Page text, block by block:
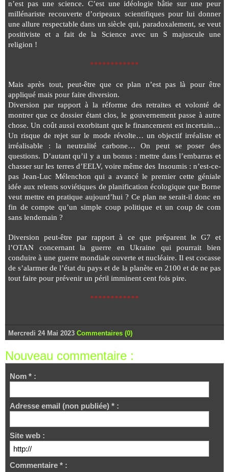
n’est pas une science. C’est une idéologie bâtie sur une peur
millénariste recouverte d’oripeaux scientifiques pour lui donner
une allure respectable dans un siècle qui, paradoxalement, se veut
positiviste et a fait de la Science avec un S majuscule une
religion !
************
Mais après tout, peut-être que ce plan n’est pas là pour être
appliqué mais pour faire diversion.
Diversion par rapport à la réforme des retraites et volonté de
montrer que ce dossier étant clos, le gouvernement passe à autre
chose. Un coût aussi exorbitant que le financement est incertain…
Un risque de rejet sur le mode révolte… un objectif irréaliste et
irréalisable : la neutralité carbone… On peut se poser des
questions. D’autant qu’il y a un bonus : mettre dans l’embarras et
chasser sur les terres d’EELV, voire même des Insoumis : n’est-ce-
pas Jean-Luc Mélenchon qui a avancé le premier cette géniale
idée aux relents soviétiques de planification écologique que Borne
veut mettre en pratique aujourd’hui ? Ce plan ne serait-il donc en
fin de compte qu’un simple coup politique et un coup de com
sans lendemain ?
Diversion peut-être par rapport à ce que préparent le G7 et
l’OTAN concernant la guerre en Ukraine qui pourrait bien
conduire à une guerre mondiale ouverte et nucléaire. Il est cocasse
de s’alarmer de l’état du pays et de la planète en 2100 et de ne pas
tout faire pour prévenir un péril imminent cent fois pire.
************
Mercredi 24 Mai 2023 Commentaires (0)
Nouveau commentaire :
Nom * :
Adresse email (non publiée) * :
Site web :
Commentaire * :